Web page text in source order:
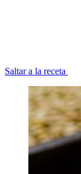
Saltar a la receta